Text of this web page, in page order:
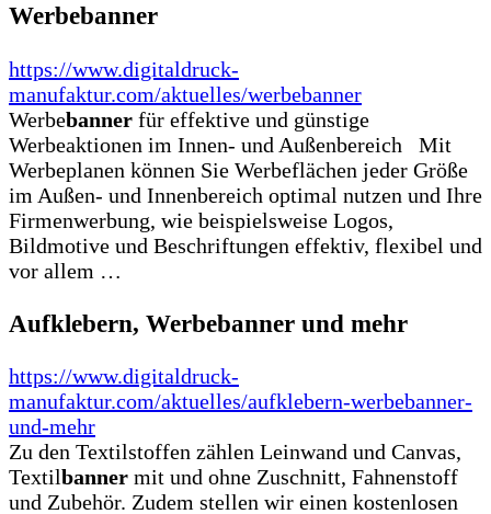
Werbebanner
https://www.digitaldruck-
manufaktur.com/aktuelles/werbebanner
Werbebanner für effektive und günstige
Werbeaktionen im Innen- und Außenbereich Mit
Werbeplanen können Sie Werbeflächen jeder Größe
im Außen- und Innenbereich optimal nutzen und Ihre
Firmenwerbung, wie beispielsweise Logos,
Bildmotive und Beschriftungen effektiv, flexibel und
vor allem …
Aufklebern, Werbebanner und mehr
https://www.digitaldruck-
manufaktur.com/aktuelles/aufklebern-werbebanner-
und-mehr
Zu den Textilstoffen zählen Leinwand und Canvas,
Textilbanner mit und ohne Zuschnitt, Fahnenstoff
und Zubehör. Zudem stellen wir einen kostenlosen